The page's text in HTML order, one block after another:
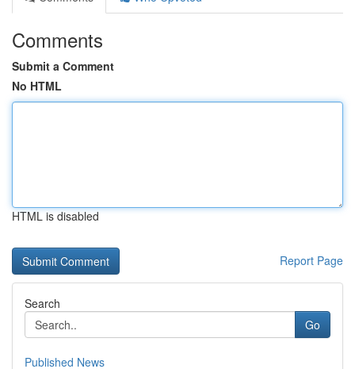
Comments
Submit a Comment
No HTML
HTML is disabled
Report Page
Search
Go
Published News